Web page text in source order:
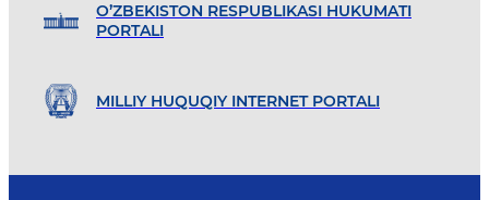
O’ZBEKISTON RESPUBLIKASI HUKUMATI
PORTALI
MILLIY HUQUQIY INTERNET PORTALI